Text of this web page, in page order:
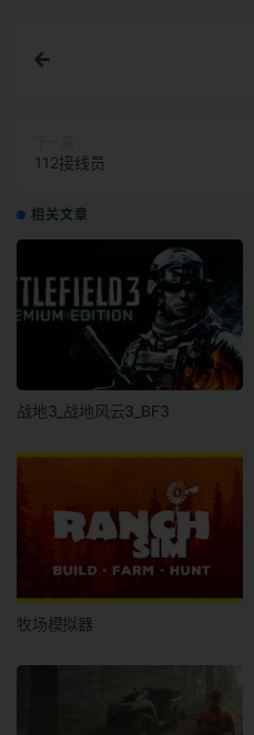
112接线员
相关文章
战地3_战地风云3_BF3
牧场模拟器